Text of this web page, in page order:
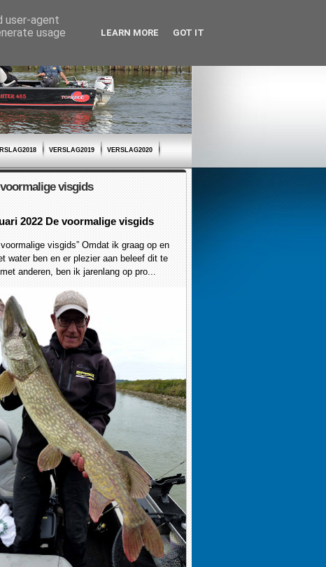
VERSLAG2019 VERSLAG2020
visgids
2022 De voormalige visgids
visgids” Omdat ik graag op en
water ben en er plezier aan beleef dit te
anderen, ben ik jarenlang op pro...
user-agent
usage
LEARN MORE GOT IT